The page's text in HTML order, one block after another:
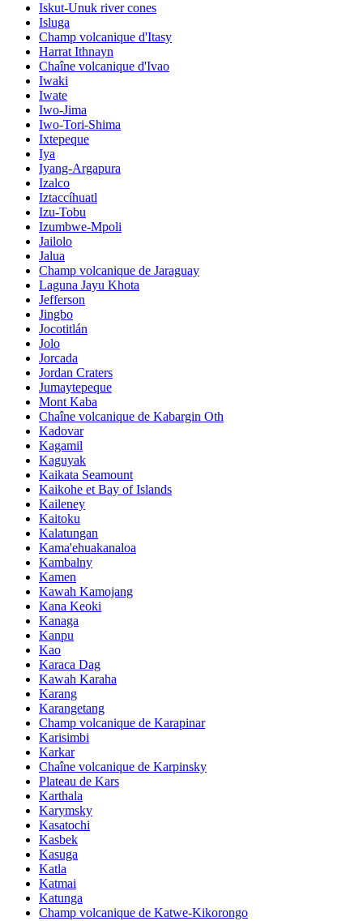
Iskut-Unuk river cones
Isluga
Champ volcanique d'Itasy
Harrat Ithnayn
Chaîne volcanique d'Ivao
Iwaki
Iwate
Iwo-Jima
Iwo-Tori-Shima
Ixtepeque
Iya
Iyang-Argapura
Izalco
Iztaccíhuatl
Izu-Tobu
Izumbwe-Mpoli
Jailolo
Jalua
Champ volcanique de Jaraguay
Laguna Jayu Khota
Jefferson
Jingbo
Jocotitlán
Jolo
Jorcada
Jordan Craters
Jumaytepeque
Mont Kaba
Chaîne volcanique de Kabargin Oth
Kadovar
Kagamil
Kaguyak
Kaikata Seamount
Kaikohe et Bay of Islands
Kaileney
Kaitoku
Kalatungan
Kama'ehuakanaloa
Kambalny
Kamen
Kawah Kamojang
Kana Keoki
Kanaga
Kanpu
Kao
Karaca Dag
Kawah Karaha
Karang
Karangetang
Champ volcanique de Karapinar
Karisimbi
Karkar
Chaîne volcanique de Karpinsky
Plateau de Kars
Karthala
Karymsky
Kasatochi
Kasbek
Kasuga
Katla
Katmai
Katunga
Champ volcanique de Katwe-Kikorongo